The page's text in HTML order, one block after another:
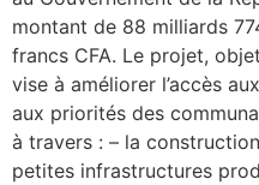
montant de 88 milliards
francs CFA. Le projet,
vise à améliorer l’accès
aux priorités des
à travers : – la
petites infrastructures